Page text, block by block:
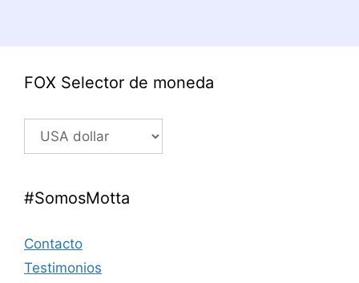
FOX Selector de moneda
#SomosMotta
Contacto
Testimonios